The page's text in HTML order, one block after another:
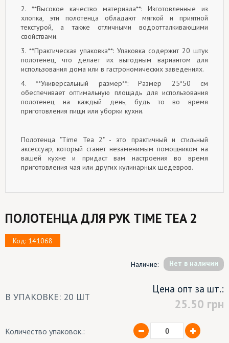
2. **Высокое качество материала**: Изготовленные из
хлопка, эти полотенца обладают мягкой и приятной
текстурой, а также отличными водоотталкивающими
свойствами.
3. **Практическая упаковка**: Упаковка содержит 20 штук
полотенец, что делает их выгодным вариантом для
использования дома или в гастрономических заведениях.
4. **Универсальный размер**: Размер 25*50 см
обеспечивает оптимальную площадь для использования
полотенец на каждый день, будь то во время
приготовления пищи или уборки кухни.
Полотенца "Time Tea 2" - это практичный и стильный
аксессуар, который станет незаменимым помощником на
вашей кухне и придаст вам настроения во время
приготовления чая или других кулинарных шедевров.
ПОЛОТЕНЦА ДЛЯ РУК TIME TEA 2
Код: 141068
Наличие: Hет в наличии
В УПАКОВКЕ: 20 ШТ
Цена опт за шт.:
25.50 грн
Количество упаковок.: